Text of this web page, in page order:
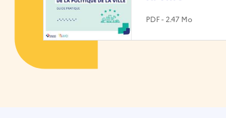
PDF - 2.47 Mo